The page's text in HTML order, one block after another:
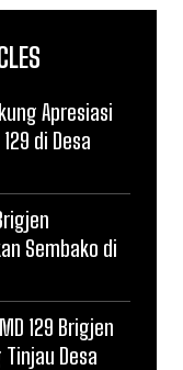
Apresiasi
di Desa
Sembako di
129 Brigjen
Desa